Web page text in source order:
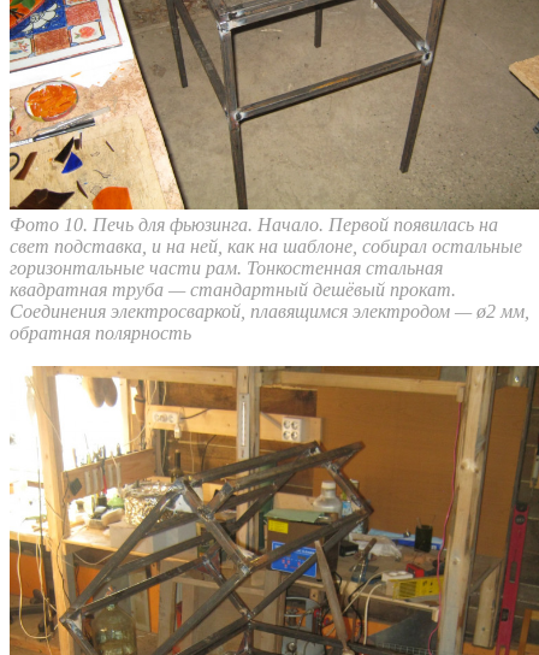
Фото 10. Печь для фьюзинга. Начало. Первой появилась на
свет подставка, и на ней, как на шаблоне, собирал остальные
горизонтальные части рам. Тонкостенная стальная
квадратная труба — стандартный дешёвый прокат.
Соединения электросваркой, плавящимся электродом — ø2 мм,
обратная полярность